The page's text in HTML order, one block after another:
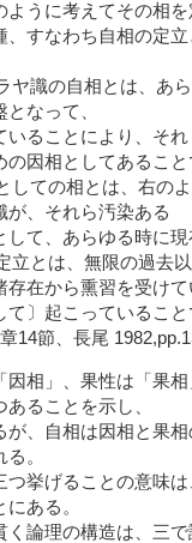
うに考えてその相を
すなわち自相の定立
識の自相とは、あら
なって、
ることにより、それ
の因相としてあるこ
ての相とは、右のよ
が、それら汚染ある
て、あらゆる時に現
立とは、無限の過去
在から熏習を受けて
て〕起こっているこ
節、長尾
因相」、果性は「果
ることを示し、
が、自相は因相と果
。
つ挙げることの意味
ある。
く論理の構造は、三